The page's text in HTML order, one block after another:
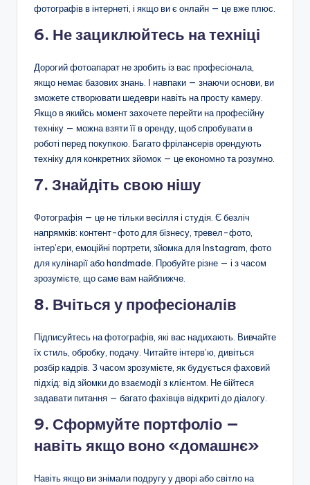
фотографів в інтернеті, і якщо ви є онлайн — це вже плюс.
6. Не зациклюйтесь на техніці
Дорогий фотоапарат не зробить із вас професіонала,
якщо немає базових знань. І навпаки — знаючи основи, ви
зможете створювати шедеври навіть на просту камеру.
Якщо в якийсь момент захочете перейти на професійну
техніку — можна взяти її в оренду, щоб спробувати в
роботі перед покупкою. Багато фрілансерів орендують
техніку для конкретних зйомок — це економно та розумно.
7. Знайдіть свою нішу
Фотографія — це не тільки весілля і студія. Є безліч
напрямків: контент-фото для бізнесу, тревел-фото,
інтер’єри, емоційні портрети, зйомка для Instagram, фото
для кулінарії або handmade. Пробуйте різне — і з часом
зрозумієте, що саме вам найближче.
8. Вчіться у професіоналів
Підписуйтесь на фотографів, які вас надихають. Вивчайте
їх стиль, обробку, подачу. Читайте інтерв’ю, дивіться
розбір кадрів. З часом зрозумієте, як будується фаховий
підхід: від зйомки до взаємодії з клієнтом. Не бійтеся
задавати питання — багато фахівців відкриті до діалогу.
9. Сформуйте портфоліо —
навіть якщо воно «домашнє»
Навіть якщо ви знімали подругу у дворі або світло на